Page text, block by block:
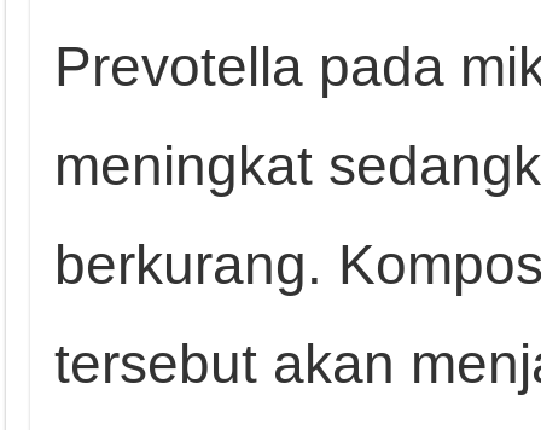
Prevotella pada
meningkat
berkurang.
tersebut akan